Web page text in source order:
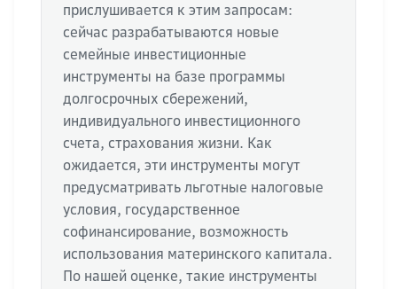
прислушивается к этим запросам:
сейчас разрабатываются новые
семейные инвестиционные
инструменты на базе программы
долгосрочных сбережений,
индивидуального инвестиционного
счета, страхования жизни. Как
ожидается, эти инструменты могут
предусматривать льготные налоговые
условия, государственное
софинансирование, возможность
использования материнского капитала.
По нашей оценке, такие инструменты